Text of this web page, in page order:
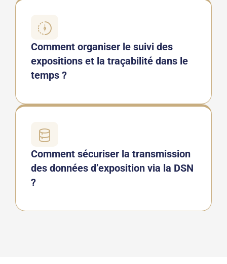
Comment organiser le suivi des
expositions et la traçabilité dans le
temps ?
Comment sécuriser la transmission
des données d’exposition via la DSN
?